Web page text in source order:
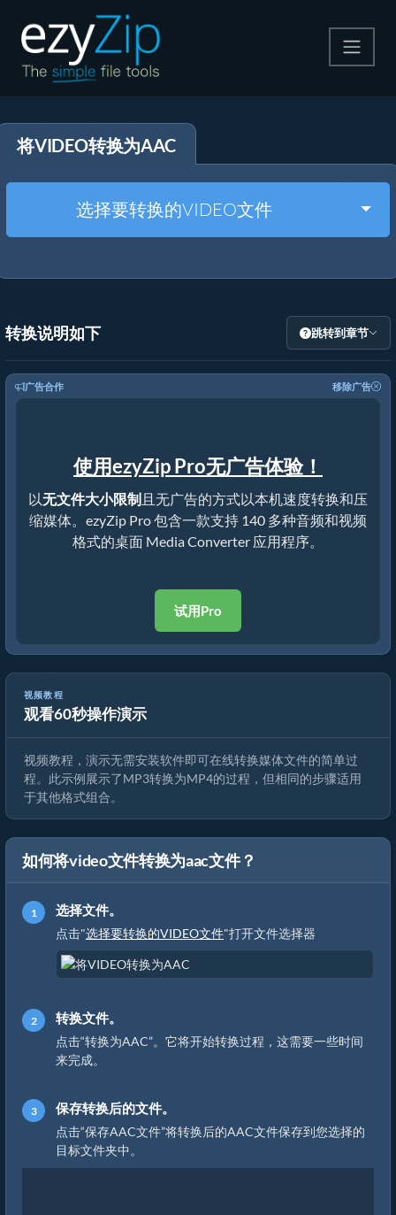
解压
其他工具
将VIDEO转换为AAC
选择要转换的VIDEO文件
转换说明如下 跳转到章节
广告合作 移除广告
使用ezyZip Pro无广告体验！
以无文件大小限制且无广告的方式以本机速度转换和压
缩媒体。ezyZip Pro 包含一款支持 140 多种音频和视频
格式的桌面 Media Converter 应用程序。
试用Pro
视频教程
观看60秒操作演示
如何转换媒体文件
视频教程，演示无需安装软件即可在线转换媒体文件的简单过
程。此示例展示了MP3转换为MP4的过程，但相同的步骤适用
于其他格式组合。
如何将video文件转换为aac文件？
选择文件。
点击"选择要转换的VIDEO文件"打开文件选择器
转换文件。
点击“转换为AAC”。它将开始转换过程，这需要一些时间
来完成。
保存转换后的文件。
点击“保存AAC文件”将转换后的AAC文件保存到您选择的
目标文件夹中。